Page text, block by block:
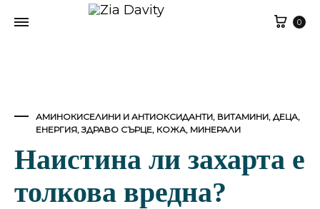
0
АМИНОКИСЕЛИНИ И АНТИОКСИДАНТИ, ВИТАМИНИ, ДЕЦА,
ЕНЕРГИЯ,ЗДРАВО СЪРЦЕ, КОЖА, МИНЕРАЛИ
Наистина ли захарта е
толкова вредна?